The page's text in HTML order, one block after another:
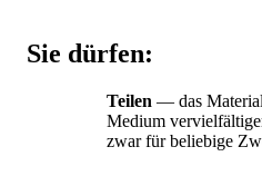
Sie dürfen:
Teilen — das
Medium
zwar für beliebige